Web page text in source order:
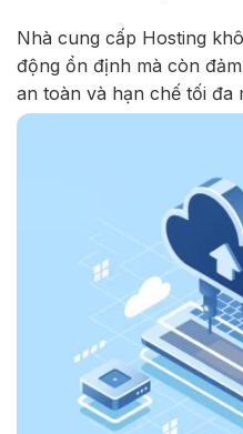
Nhà cung cấp Hosting
động ổn định mà còn
an toàn và hạn chế tối đa